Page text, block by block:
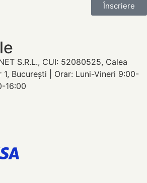
Înscriere
S.R.L., CUI: 52080525, Calea
1, București | Orar: Luni-Vineri 9:00-
16:00